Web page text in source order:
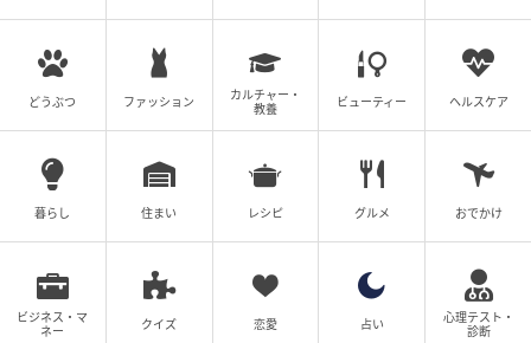
どうぶつ ファッション
カルチャー・
教養
ビューティー ヘルスケア
暮らし 住まい レシピ グルメ おでかけ
ビジネス・マ
ネー
クイズ 恋愛 占い
心理テスト・
診断